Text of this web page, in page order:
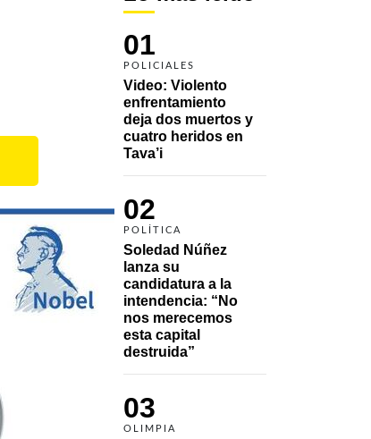
01
POLICIALES
Video: Violento
enfrentamiento
deja dos muertos y
cuatro heridos en
Tava’i
02
POLÍTICA
Soledad Núñez
lanza su
candidatura a la
intendencia: “No
nos merecemos
esta capital
destruida”
03
OLIMPIA